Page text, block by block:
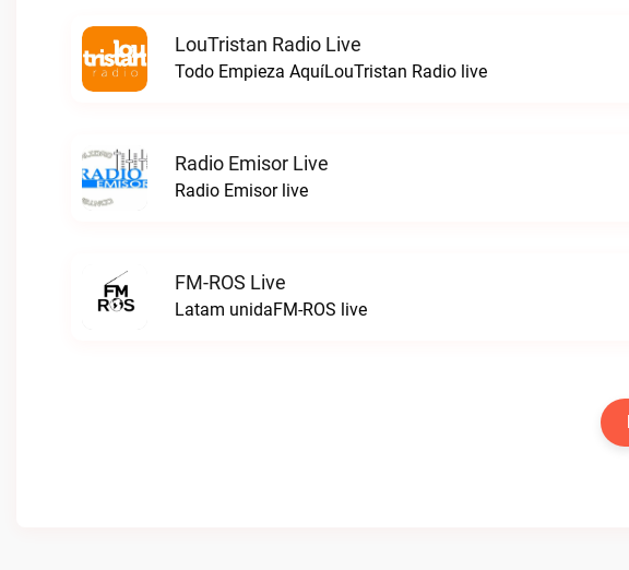
LouTristan Radio Live
Todo Empieza AquíLouTristan Radio live
Radio Emisor Live
Radio Emisor live
FM-ROS Live
Latam unidaFM-ROS live